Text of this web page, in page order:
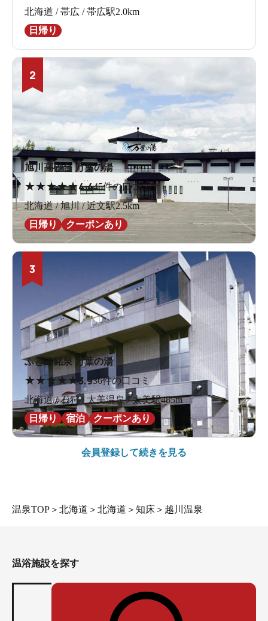
北海道 / 帯広 / 帯広駅2.0km
日帰り
2
旭川高砂台 万葉の湯
★★★★★4.445件の口コミ
北海道 / 旭川 / 近文駅2.5km
日帰り
クーポンあり
3
ふとみ銘泉 万葉の湯
★★★★ ★3.936件の口コミ
北海道 / 石狩 / 太美温泉 / 太美駅485m
日帰り
宿泊 クーポンあり
会員登録して続きを見る
温泉TOP ＞ 北海道 ＞ 北海道 ＞ 知床 ＞ 越川温泉
温浴施設を探す